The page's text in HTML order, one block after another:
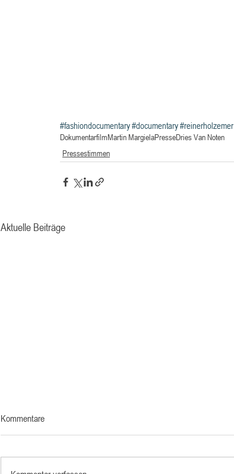
#fashiondocumentary#documentary#reinerholzemer
DokumentarfilmMartin MargielaPresseDries Van Noten
Pressestimmen
Aktuelle Beiträge
Kommentare